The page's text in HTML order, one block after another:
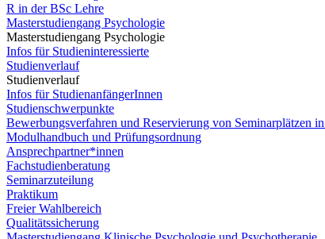
R in der BSc Lehre
Masterstudiengang Psychologie
Masterstudiengang Psychologie
Infos für Studieninteressierte
Studienverlauf
Studienverlauf
Infos für StudienanfängerInnen
Studienschwerpunkte
Bewerbungsverfahren und Reservierung von Seminarplätzen
Modulhandbuch und Prüfungsordnung
Ansprechpartner*innen
Fachstudienberatung
Seminarzuteilung
Praktikum
Freier Wahlbereich
Qualitätssicherung